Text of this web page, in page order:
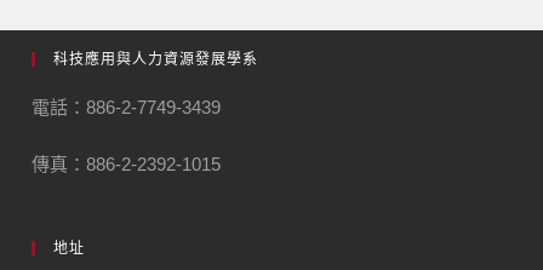
科技應用與人力資源發展學系
電話：886-2-7749-3439
傳真：886-2-2392-1015
地址